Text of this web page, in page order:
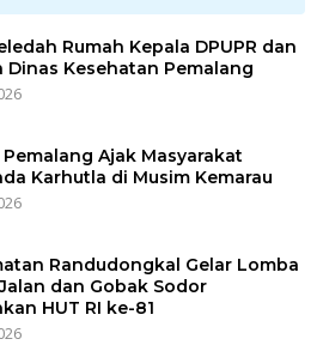
Rumah Kepala DPUPR dan
Dinas Kesehatan Pemalang
Pemalang Ajak Masyarakat
Karhutla di Musim Kemarau
Randudongkal Gelar Lomba
dan Gobak Sodor
HUT RI ke-81